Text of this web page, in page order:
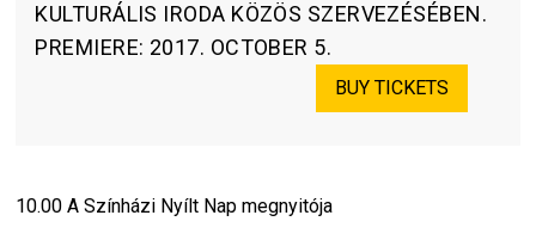
KULTURÁLIS IRODA KÖZÖS SZERVEZÉSÉBEN.
PREMIERE: 2017. OCTOBER 5.
BUY TICKETS
10.00 A Színházi Nyílt Nap megnyitója